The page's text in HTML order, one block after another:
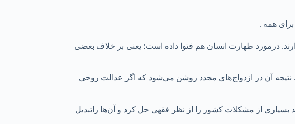
همه .
درمورد طهارت انسان هم فتوا داده است؛ یعنی بر خلاف بعضی
نتیجه آن در ازدواج‌های مجدد روشن می‌شود که اگر عدالت روحی
است. بااین فتاوا می‌شد بسیاری از مشکلات کشور را از نظر فقهی حل کرد و آن‌ها راتبدیل